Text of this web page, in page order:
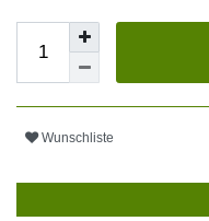
Wunschliste